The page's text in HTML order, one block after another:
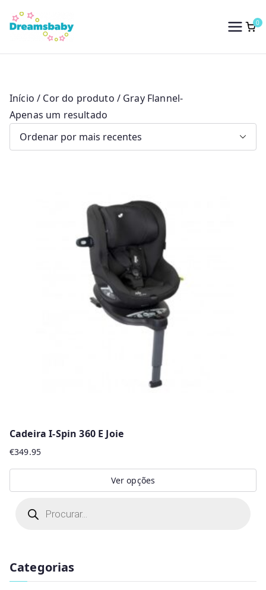
para
conteúdo
Dreams Baby
0
Início / Cor do produto / Gray Flannel-
Apenas um resultado
Cadeira I-Spin 360 E Joie
€349.95
Ver opções
product
variants.
The
s
s
Categorias